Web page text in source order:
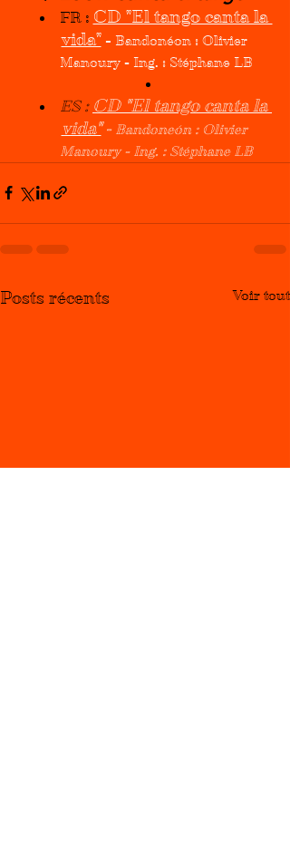
FR : CD "El tango canta la
vida" - Bandonéon : Olivier
Manoury - Ing. : Stéphane LB
ES : CD "El tango canta la
vida" - Bandoneón : Olivier
Manoury - Ing. : Stéphane LB
Posts récents Voir tout